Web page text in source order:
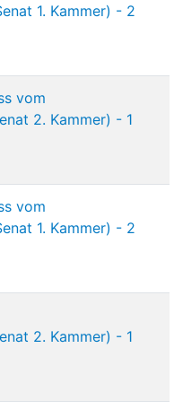
1. Kammer) - 2
vom
2. Kammer) - 1
vom
1. Kammer) - 2
2. Kammer) - 1